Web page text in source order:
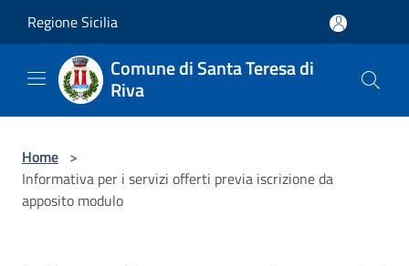
Regione Sicilia
Comune di Santa Teresa di
Riva
Home >
Informativa per i servizi offerti previa iscrizione da
apposito modulo